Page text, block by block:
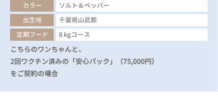
カラー
ソルト＆ペッパー
出生地
千葉県山武郡
定期フード
8 kgコース
こちらのワンちゃんと、
2回ワクチン済みの「安心パック」（75,000円）
をご契約の場合